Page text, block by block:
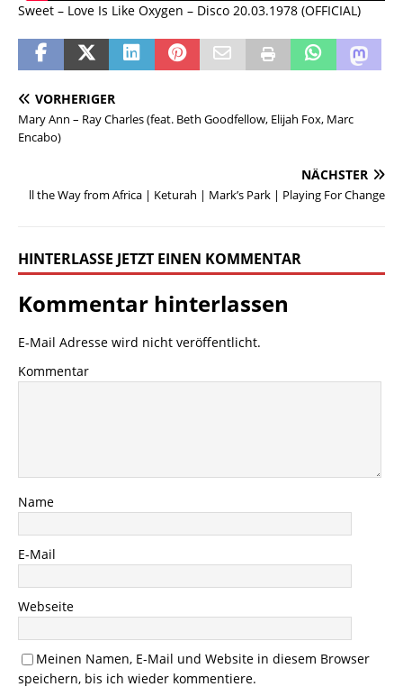
Sweet – Love Is Like Oxygen – Disco 20.03.1978 (OFFICIAL)
VORHERIGER
Mary Ann – Ray Charles (feat. Beth Goodfellow, Elijah Fox, Marc
Encabo)
NÄCHSTER
ll the Way from Africa | Keturah | Mark’s Park | Playing For Change
HINTERLASSE JETZT EINEN KOMMENTAR
Kommentar hinterlassen
E-Mail Adresse wird nicht veröffentlicht.
Kommentar
Name
E-Mail
Webseite
Meinen Namen, E-Mail und Website in diesem Browser
speichern, bis ich wieder kommentiere.